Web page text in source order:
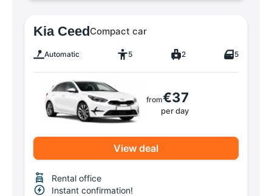
Kia CeedCompact car
Automatic 5 2 5
from€37
per day
View deal
Rental office
Instant confirmation!